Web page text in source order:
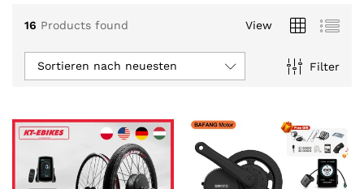
16 Products found View
Filter
Sortieren nach neuesten